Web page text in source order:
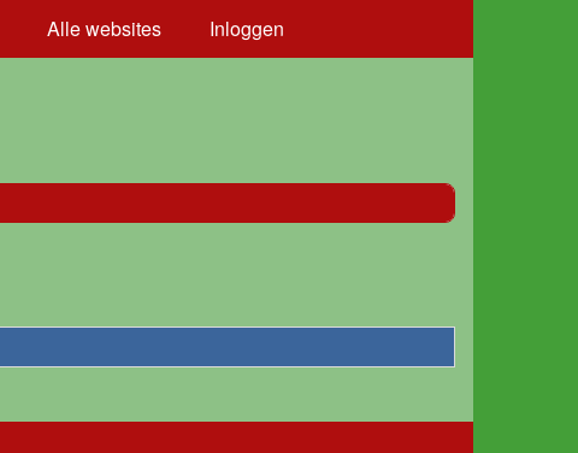
Alle websites Inloggen